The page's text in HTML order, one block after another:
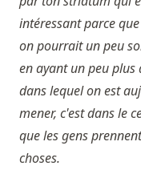
intéressant parce
on pourrait un peu
en ayant un peu plus
dans lequel on est
mener, c'est dans le
que les gens
choses.